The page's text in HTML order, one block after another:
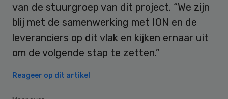
van de stuurgroep van dit project. “We zijn
blij met de samenwerking met ION en de
leveranciers op dit vlak en kijken ernaar uit
om de volgende stap te zetten.”
Reageer op dit artikel